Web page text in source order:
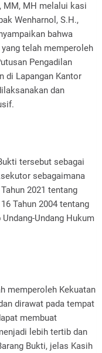
MM, MH melalui kasi
Wenharnol, S.H.,
bahwa
telah memperoleh
Pengadilan
di Lapangan Kantor
dan
tersebut sebagai
sebagaimana
2021 tentang
Tahun 2004 tentang
Undang Hukum
memperoleh Kekuatan
dirawat pada tempat
membuat
lebih tertib dan
Bukti, jelas Kasih